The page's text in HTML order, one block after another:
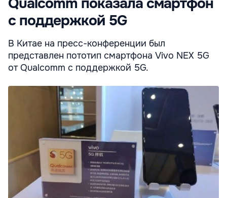
с поддержкой 5G
В Китае на пресс-конференции был
представлен пототип смартфона Vivo NEX 5G
от Qualcomm с поддержкой 5G.